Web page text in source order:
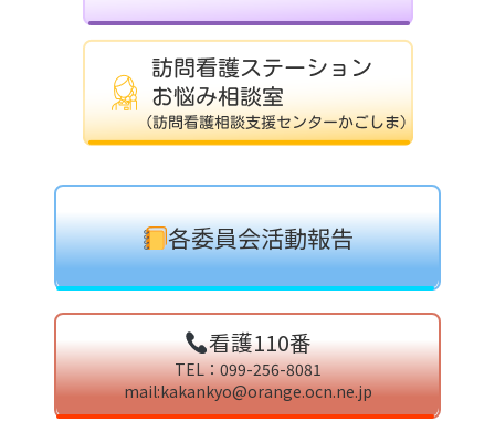
各委員会活動報告
看護110番
TEL：099-256-8081
mail:kakankyo@orange.ocn.ne.jp